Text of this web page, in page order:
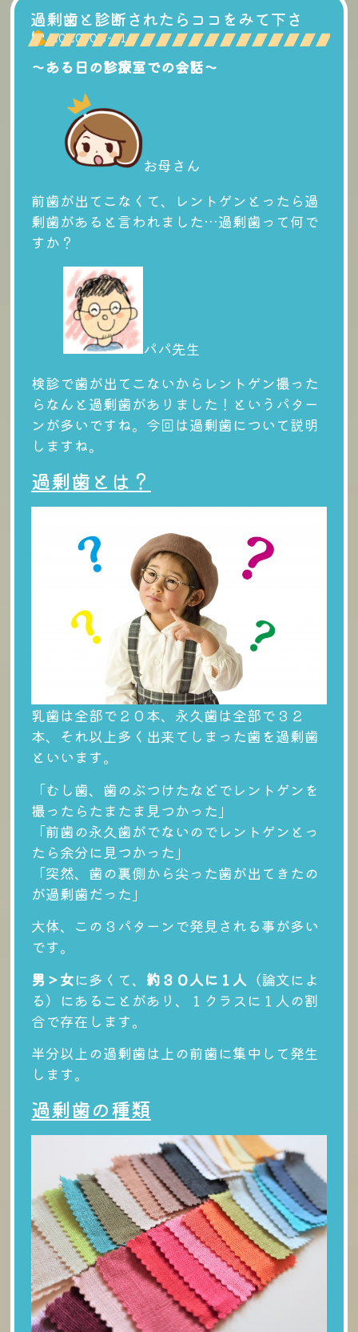
過剰歯と診断されたらココをみて下さ
い。2020-03-21
〜ある日の診療室での会話〜
お母さん
前歯が出てこなくて、レントゲンとったら過
剰歯があると言われました…過剰歯って何で
すか？
パパ先生
検診で歯が出てこないからレントゲン撮った
らなんと過剰歯がありました！というパター
ンが多いですね。今回は過剰歯について説明
しますね。
過剰歯とは？
乳歯は全部で２０本、永久歯は全部で３２
本、 それ以上多く出来てしまった歯を過剰歯
といいます。
「むし歯、歯のぶつけたなどでレントゲンを
撮ったらたまたま見つかった」
「前歯の永久歯がでないのでレントゲンとっ
たら余分に見つかった」
「突然、歯の裏側から尖った歯が出てきたの
が過剰歯だった」
大体、この３パターンで発見される事が多い
です。
男＞女に多くて、 約３０人に１人 （論文によ
る）にあることがあり、１クラスに１人の割
合で存在します。
半分以上の過剰歯は 上の前歯に集中して発生
します。
過剰歯の種類